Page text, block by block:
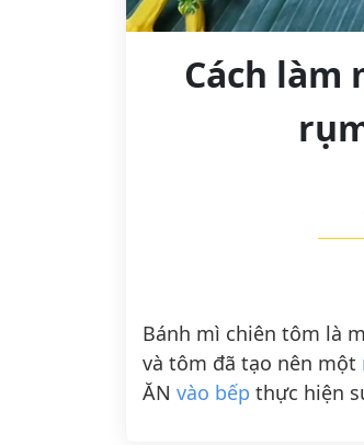
Cách làm
Bánh mì chiên tôm là
và tôm đã tạo nên một
ĂN vào bếp thực hiện